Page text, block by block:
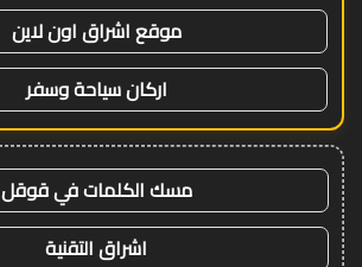
موقع اشراق اون لاين
اركان سياحة وسفر
مسك الكلمات في قوقل
اشراق التقنية